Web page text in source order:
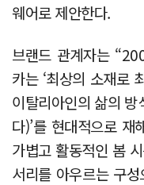
웨어로 제안한다.
브랜드 관계자는
카는 ‘최상의 소재로
이탈리아인의 삶의
다)’를 현대적으로
가볍고 활동적인 봄
서리를 아우르는 구